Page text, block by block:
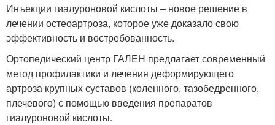
Инъекции гиалуроновой кислоты – новое решение в
лечении остеоартроза, которое уже доказало свою
эффективность и востребованность.
Ортопедический центр ГАЛЕН предлагает современный
метод профилактики и лечения деформирующего
артроза крупных суставов (коленного, тазобедренного,
плечевого) с помощью введения препаратов
гиалуроновой кислоты.